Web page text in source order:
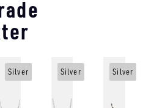
Silver Silver Silver